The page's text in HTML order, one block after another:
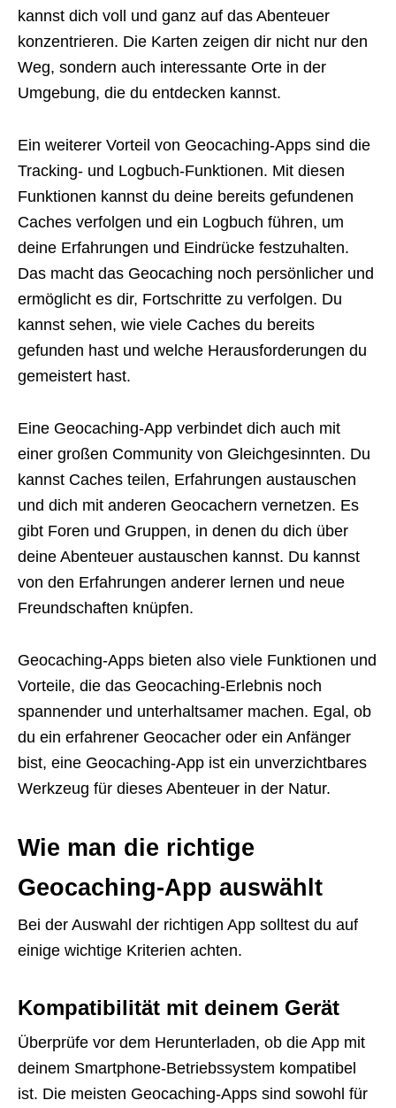
kannst dich voll und ganz auf das Abenteuer
konzentrieren. Die Karten zeigen dir nicht nur den
Weg, sondern auch interessante Orte in der
Umgebung, die du entdecken kannst.
Ein weiterer Vorteil von Geocaching-Apps sind die
Tracking- und Logbuch-Funktionen. Mit diesen
Funktionen kannst du deine bereits gefundenen
Caches verfolgen und ein Logbuch führen, um
deine Erfahrungen und Eindrücke festzuhalten.
Das macht das Geocaching noch persönlicher und
ermöglicht es dir, Fortschritte zu verfolgen. Du
kannst sehen, wie viele Caches du bereits
gefunden hast und welche Herausforderungen du
gemeistert hast.
Eine Geocaching-App verbindet dich auch mit
einer großen Community von Gleichgesinnten. Du
kannst Caches teilen, Erfahrungen austauschen
und dich mit anderen Geocachern vernetzen. Es
gibt Foren und Gruppen, in denen du dich über
deine Abenteuer austauschen kannst. Du kannst
von den Erfahrungen anderer lernen und neue
Freundschaften knüpfen.
Geocaching-Apps bieten also viele Funktionen und
Vorteile, die das Geocaching-Erlebnis noch
spannender und unterhaltsamer machen. Egal, ob
du ein erfahrener Geocacher oder ein Anfänger
bist, eine Geocaching-App ist ein unverzichtbares
Werkzeug für dieses Abenteuer in der Natur.
Wie man die richtige
Geocaching-App auswählt
Bei der Auswahl der richtigen App solltest du auf
einige wichtige Kriterien achten.
Kompatibilität mit deinem Gerät
Überprüfe vor dem Herunterladen, ob die App mit
deinem Smartphone-Betriebssystem kompatibel
ist. Die meisten Geocaching-Apps sind sowohl für